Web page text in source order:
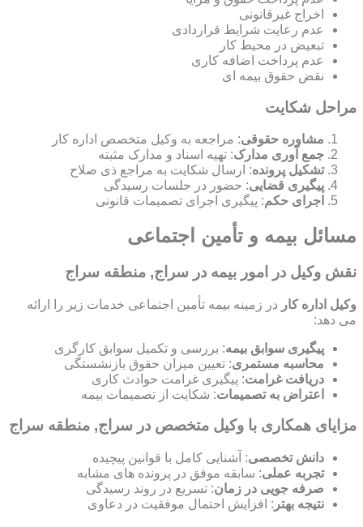
اخراج غیرقانونی
عدم رعایت شرایط قراردادی
تبعیض در محیط کار
عدم پرداخت اضافه کاری
نقض حقوق بیمه ای
مراحل شکایت
مشاوره حقوقی: مراجعه به وکیل متخصص اداره کار
جمع آوری مدارک: تهیه اسناد و مدارک مثبته
تشکیل پرونده: ارسال شکایت به مراجع ذی صلاح
پیگیری قضایی: حضور در جلسات رسیدگی
اجرای حکم: پیگیری اجرای تصمیمات قانونی
مسائل بیمه و تأمین اجتماعی
نقش وکیل در امور بیمه در سراج, منطقه سراج
وکیل اداره کار در زمینه بیمه تأمین اجتماعی خدمات زیر را ارائه
می دهد:
پیگیری سوابق بیمه: بررسی و تکمیل سوابق کارگری
محاسبه مستمری: تعیین میزان حقوق بازنشستگی
دریافت غرامت: پیگیری غرامت حوادث کاری
اعتراض به تصمیمات: شکایت از تصمیمات بیمه
مزایای همکاری با وکیل متخصص در سراج, منطقه سراج
دانش تخصصی: آشنایی کامل با قوانین پیچیده
تجربه عملی: سابقه موفق در پرونده های مشابه
صرفه جویی در زمان: تسریع در روند رسیدگی
نتیجه بهتر : افزایش احتمال موفقیت در دعاوی